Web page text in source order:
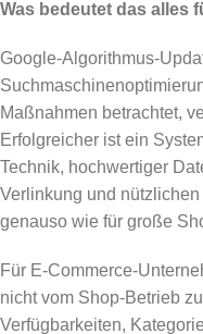
Was bedeutet das alles
Google-Algorithmus-
Maßnahmen betrachtet,
Erfolgreicher ist ein
Technik, hochwertiger
Verlinkung und
genauso wie für große
Für E-Commerce-
nicht vom Shop-Betrieb
Verfügbarkeiten,